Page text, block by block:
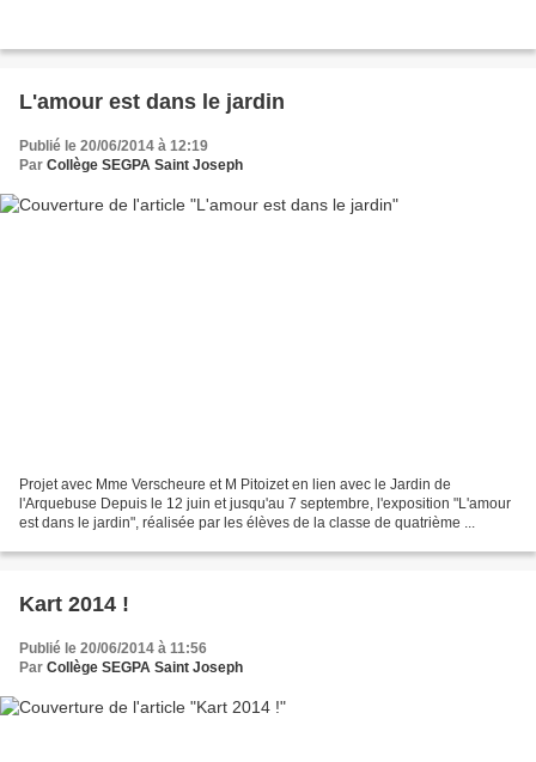
L'amour est dans le jardin
Publié le 20/06/2014 à 12:19
Par Collège SEGPA Saint Joseph
Projet avec Mme Verscheure et M Pitoizet en lien avec le Jardin de
l'Arquebuse Depuis le 12 juin et jusqu'au 7 septembre, l'exposition "L'amour
est dans le jardin", réalisée par les élèves de la classe de quatrième ...
Kart 2014 !
Publié le 20/06/2014 à 11:56
Par Collège SEGPA Saint Joseph